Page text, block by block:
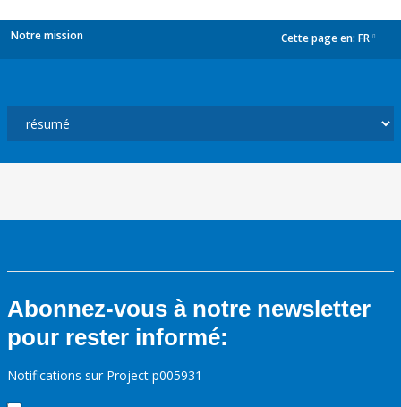
Notre mission Cette page en: FR
Abonnez-vous à notre newsletter
pour rester informé:
Notifications sur Project p005931